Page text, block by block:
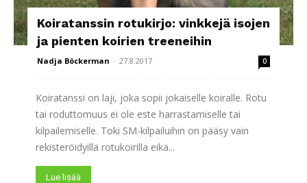
Koiratanssin rotukirjo: vinkkejä isojen
ja pienten koirien treeneihin
Nadja Böckerman - 27.8.2017 0
Koiratanssi on laji, joka sopii jokaiselle koiralle. Rotu
tai roduttomuus ei ole este harrastamiselle tai
kilpailemiselle. Toki SM-kilpailuihin on pääsy vain
rekisteröidyillä rotukoirilla eikä...
Lue lisää